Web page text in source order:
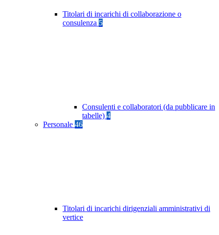
Titolari di incarichi di collaborazione o
consulenza 5
Consulenti e collaboratori (da pubblicare in
tabelle) 4
Personale 46
Titolari di incarichi dirigenziali amministrativi di
vertice